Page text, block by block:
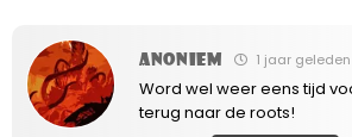
Anoniem 1 jaar geleden
Word wel weer eens tijd
terug naar de roots!